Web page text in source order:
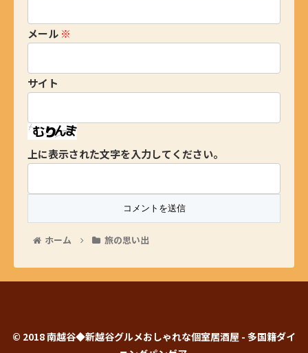
メール ※
サイト
上に表示された文字を入力してください。
ホーム 旅の思い出
© 2018 南越谷◆新越谷グルメおしゃれな個室居酒屋 - 多国籍ダイ